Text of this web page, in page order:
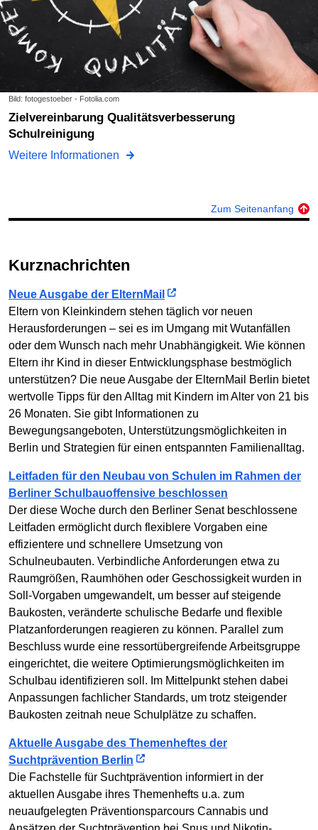
Bild: fotogestoeber - Fotolia.com
Zielvereinbarung Qualitätsverbesserung
Schulreinigung
Weitere Informationen
Zum Seitenanfang
Kurznachrichten
Neue Ausgabe der ElternMail
Eltern von Kleinkindern stehen täglich vor neuen
Herausforderungen – sei es im Umgang mit Wutanfällen
oder dem Wunsch nach mehr Unabhängigkeit. Wie können
Eltern ihr Kind in dieser Entwicklungsphase bestmöglich
unterstützen? Die neue Ausgabe der ElternMail Berlin bietet
wertvolle Tipps für den Alltag mit Kindern im Alter von 21 bis
26 Monaten. Sie gibt Informationen zu
Bewegungsangeboten, Unterstützungsmöglichkeiten in
Berlin und Strategien für einen entspannten Familienalltag.
Leitfaden für den Neubau von Schulen im Rahmen der
Berliner Schulbauoffensive beschlossen
Der diese Woche durch den Berliner Senat beschlossene
Leitfaden ermöglicht durch flexiblere Vorgaben eine
effizientere und schnellere Umsetzung von
Schulneubauten. Verbindliche Anforderungen etwa zu
Raumgrößen, Raumhöhen oder Geschossigkeit wurden in
Soll-Vorgaben umgewandelt, um besser auf steigende
Baukosten, veränderte schulische Bedarfe und flexible
Platzanforderungen reagieren zu können. Parallel zum
Beschluss wurde eine ressortübergreifende Arbeitsgruppe
eingerichtet, die weitere Optimierungsmöglichkeiten im
Schulbau identifizieren soll. Im Mittelpunkt stehen dabei
Anpassungen fachlicher Standards, um trotz steigender
Baukosten zeitnah neue Schulplätze zu schaffen.
Aktuelle Ausgabe des Themenheftes der
Suchtprävention Berlin
Die Fachstelle für Suchtprävention informiert in der
aktuellen Ausgabe ihres Themenhefts u.a. zum
neuaufgelegten Präventionsparcours Cannabis und